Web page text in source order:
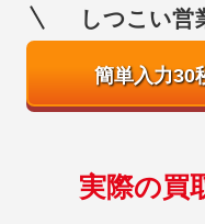
しつこい営
簡単入力30
実際の買